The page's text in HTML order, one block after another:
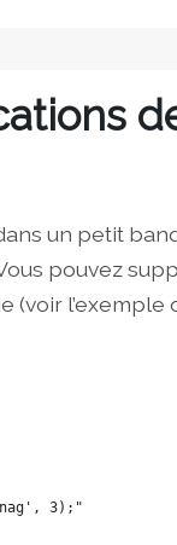
un petit
pouvez
l’exemple
3);"